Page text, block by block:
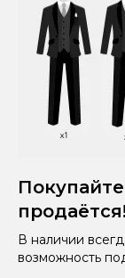
продаётся!
В наличии
возможность